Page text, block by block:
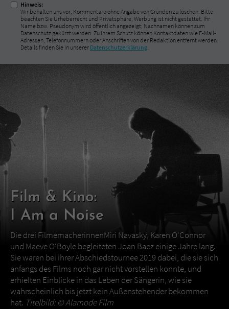
Hinweis:
Wir behalten uns vor, Kommentare ohne Angabe von Gründen zu löschen. Bitte
beachten Sie Urheberrecht und Privatsphäre; Werbung ist nicht gestattet. Ihr
Name bzw. Pseudonym wird öffentlich angezeigt; Nachnamen können zum
Datenschutz gekürzt werden. Zu Ihrem Schutz können Kontaktdaten wie E-Mail-
Adressen, Telefonnummern oder Anschriften von der Redaktion entfernt werden.
Details finden Sie in unserer Datenschutzerklärung.
Film & Kino:
I Am a Noise
Die drei FilmemacherinnenMiri Navasky, Karen O‘Connor
und Maeve O‘Boyle begleiteten Joan Baez einige Jahre lang.
Sie waren bei ihrer Abschiedstournee 2019 dabei, die sie sich
anfangs des Films noch gar nicht vorstellen konnte, und
erhielten Einblicke in das Leben der Sängerin, wie sie
wahrscheinlich bis jetzt kein Außenstehender bekommen
hat. Titelbild: ©Alamode Film